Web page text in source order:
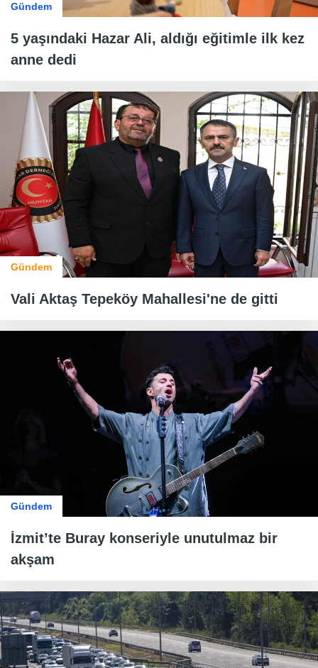
Gündem
5 yaşındaki Hazar Ali, aldığı eğitimle ilk kez
anne dedi
Gündem
Vali Aktaş Tepeköy Mahallesi'ne de gitti
Gündem
İzmit’te Buray konseriyle unutulmaz bir
akşam